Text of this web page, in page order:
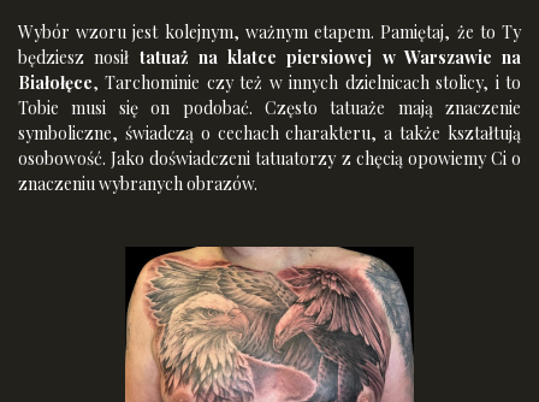
Wybór wzoru jest kolejnym, ważnym etapem. Pamiętaj, że to Ty
będziesz nosił tatuaż na klatce piersiowej w Warszawie na
Białołęce, Tarchominie czy też w innych dzielnicach stolicy, i to
Tobie musi się on podobać. Często tatuaże mają znaczenie
symboliczne, świadczą o cechach charakteru, a także kształtują
osobowość. Jako doświadczeni tatuatorzy z chęcią opowiemy Ci o
znaczeniu wybranych obrazów.